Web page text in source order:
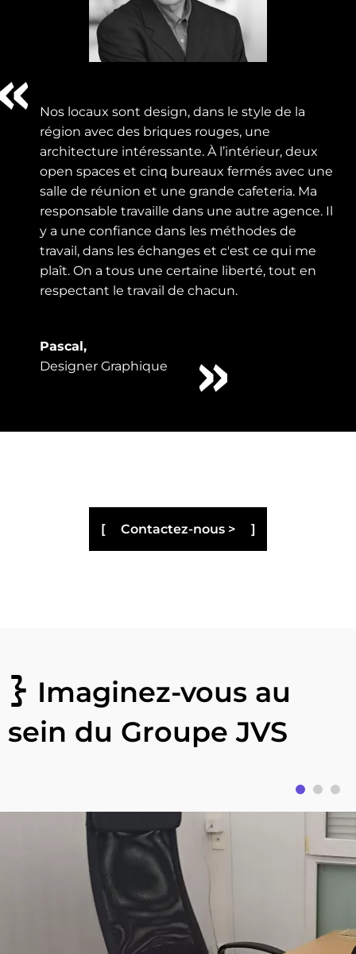
Nos locaux sont design, dans le style de la
région avec des briques rouges, une
architecture intéressante. À l’intérieur, deux
open spaces et cinq bureaux fermés avec une
salle de réunion et une grande cafeteria. Ma
responsable travaille dans une autre agence. Il
y a une confiance dans les méthodes de
travail, dans les échanges et c'est ce qui me
plaît. On a tous une certaine liberté, tout en
respectant le travail de chacun.
Pascal,
Designer Graphique
Contactez-nous >
Imaginez-vous au
sein du Groupe JVS